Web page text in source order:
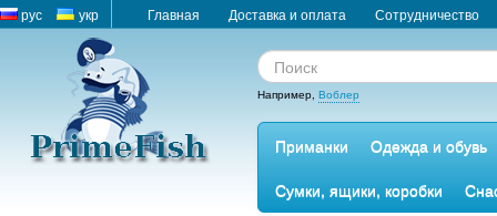
рус укр Главная Доставка и оплата Сотрудничество
Например, Воблер
Приманки
Одежда и обувь
Сумки, ящики, коробки